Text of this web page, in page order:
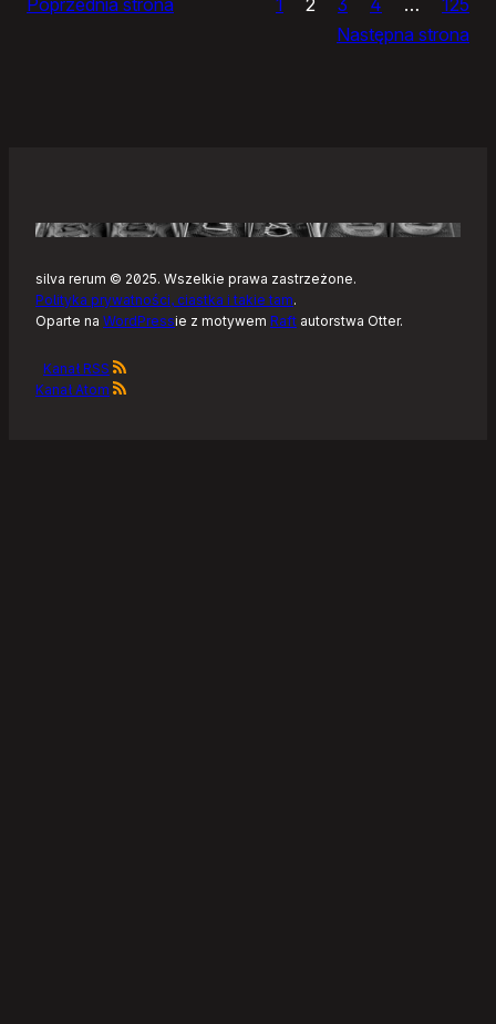
Następna strona
silva rerum © 2025. Wszelkie prawa zastrzeżone.
Polityka prywatności, ciastka i takie tam.
Oparte na WordPressie z motywem Raft autorstwa Otter.
Kanał RSS
Kanał Atom